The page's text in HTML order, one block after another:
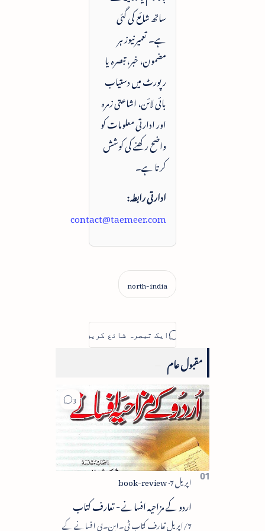
ساتھ شائع کی گئی
ہے۔ تعمیرنیوز ہر
مضمون، خبر، تبصرہ یا
رپورٹ میں دستیاب
بائی لائن، اشاعتی زمرہ
اور ادارتی معلومات کو
واضح رکھنے کی کوشش
کرتا ہے۔
ادارتی رابطہ:
contact@taemeer.com
مقبول عام
اردو کے مزاحیہ افسانے - تعارف کتاب
7/اپریل تعارف کتاب ٹی۔این۔بی افسانے کے